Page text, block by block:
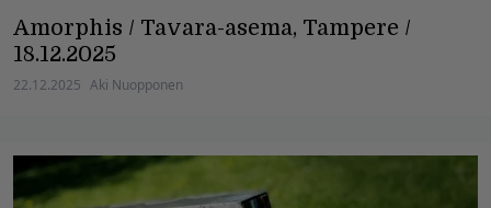
Amorphis / Tavara-asema, Tampere /
18.12.2025
22.12.2025 Aki Nuopponen